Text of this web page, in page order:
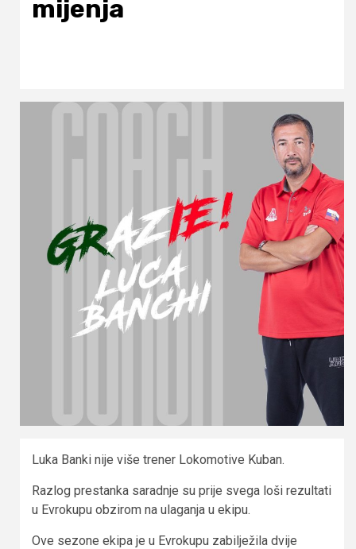
mijenja
Luka Banki nije više trener Lokomotive Kuban.
Razlog prestanka saradnje su prije svega loši rezultati
u Evrokupu obzirom na ulaganja u ekipu.
Ove sezone ekipa je u Evrokupu zabilježila dvije